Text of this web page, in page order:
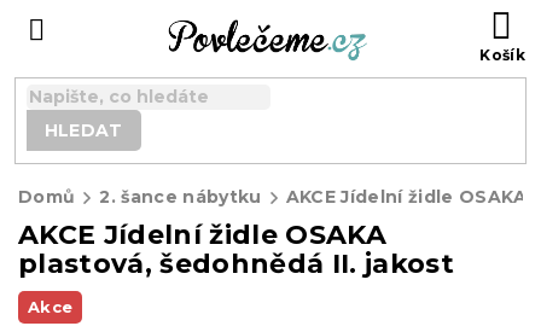
HLEDAT
Domů 2. šance nábytku
AKCE Jídelní židle OSAKA
plastová, šedohnědá II. jakost
Akce